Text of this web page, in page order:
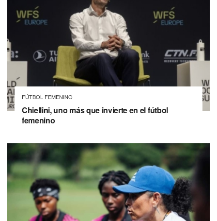
FÚTBOL FEMENINO
Chiellini, uno más que invierte en el fútbol
femenino